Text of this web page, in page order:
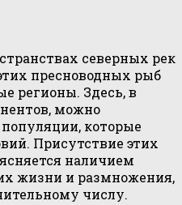
северных рек
пресноводных рыб
регионы. Здесь, в
можно
которые
Присутствие этих
наличием
жизни и размножения,
числу.